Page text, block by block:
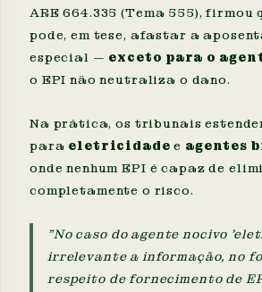
ARE 664.335 (Tema 555), firmou
pode, em tese, afastar a
especial — exceto para o
o EPI não neutraliza o dano.
Na prática, os tribunais
para eletricidade e agentes
onde nenhum EPI é capaz de
completamente o risco.
"No caso do agente nocivo
irrelevante a informação, no
respeito de fornecimento de